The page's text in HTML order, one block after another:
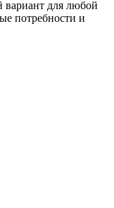
вариант для любой
потребности и